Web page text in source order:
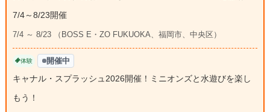
7/4～8/23開催
7/4 ～ 8/23 （BOSS E・ZO FUKUOKA、福岡市、中央区）
体験 開催中
キャナル・スプラッシュ2026開催！ミニオンズと水遊びを楽し
もう！